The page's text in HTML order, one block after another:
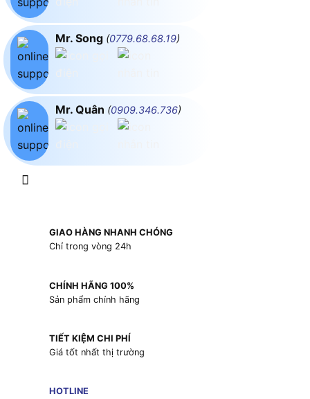
Mr. Song (0779.68.68.19)
Mr. Quân (0909.346.736)
GIAO HÀNG NHANH CHÓNG
Chỉ trong vòng 24h
CHÍNH HÃNG 100%
Sản phẩm chính hãng
TIẾT KIỆM CHI PHÍ
Giá tốt nhất thị trường
HOTLINE